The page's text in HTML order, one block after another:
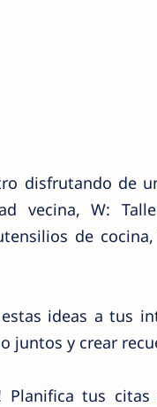
disfrutando de
vecina, W:
de
ideas a tus
juntos y crear
Planifica tus